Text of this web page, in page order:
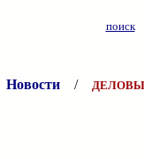
поиск
Новости /